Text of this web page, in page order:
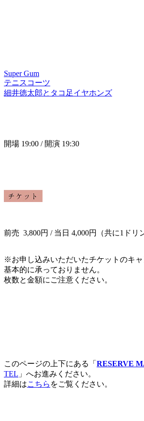
Super Gum
テニスコーツ
細井徳太郎とタコ足イヤホンズ
開場 19:00 / 開演 19:30
前売 3,800円 / 当日 4,000円（共に1ドリ
※お申し込みいただいたチケットのキャ
基本的に承っておりません。
枚数と金額にご注意ください。
このページの上下にある「 RESERVE
TEL 」へお進みください。
詳細はこちら をご覧ください。